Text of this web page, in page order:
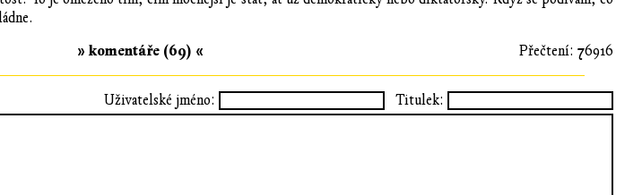
Přečtení: 76916
» komentáře (69) «
Uživatelské jméno: Titulek: